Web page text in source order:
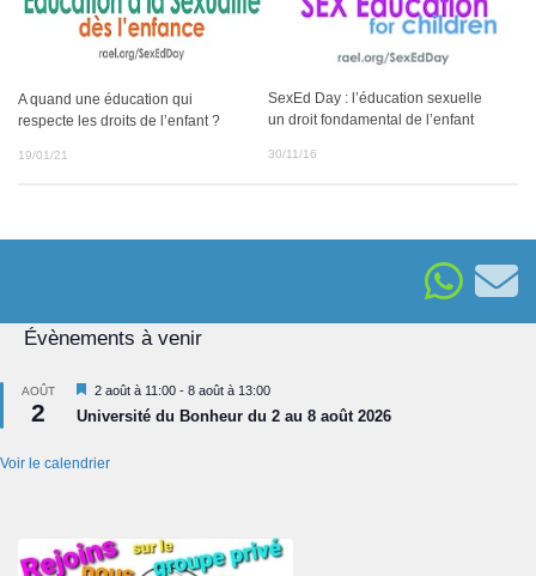
A quand une éducation qui
respecte les droits de l’enfant ?
19/01/21
SexEd Day : l’éducation sexuelle
un droit fondamental de l’enfant
30/11/16
Évènements à venir
AOÛT
2
Mis
en
avant
2 août à 11:00 - 8 août à 13:00
Université du Bonheur du 2 au 8 août 2026
Voir le calendrier